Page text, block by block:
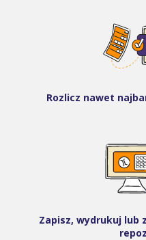
Rozlicz nawet
Zapisz, wydrukuj lub